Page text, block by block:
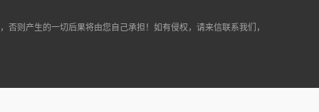
则产生的一切后果将由您自己承担！如有侵权，请来信联系我们，